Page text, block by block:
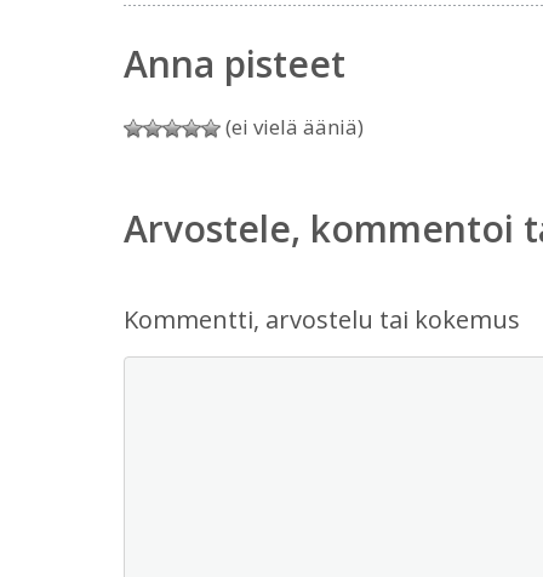
Anna pisteet
(ei vielä ääniä)
Arvostele, kommentoi
Kommentti, arvostelu tai kokemus